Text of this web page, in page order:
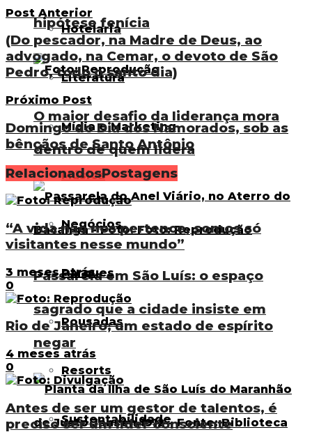
hipótese fenícia
O maior desafio da liderança mora
dentro de quem lidera
Passarela em São Luís: o espaço
sagrado que a cidade insiste em
negar
Hotelaria
Literatura
Mídia e Marketing
Música
Negócios
Parques
Pousadas
Resorts
Sustentabilidade
Post Anterior
(Do pescador, na Madre de Deus, ao
advogado, na Cemar, o devoto de São
Pedro, todo o santo dia)
Próximo Post
Domingo do Dia dos Namorados, sob as
bênçãos de Santo Antônio
RelacionadosPostagens
“A vida não nos pertence, somos só
visitantes nesse mundo”
3 meses atrás
0
Rio de Janeiro; um estado de espírito
4 meses atrás
0
Antes de ser um gestor de talentos, é
preciso ser um líder consciente